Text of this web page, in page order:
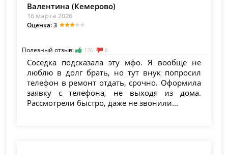
Валентина (Кемерово)
16 марта 2026
Оценка: 3
Полезный отзыв: 126 6
Соседка подсказала эту мфо. Я вообще не
люблю в долг брать, но тут внук попросил
телефон в ремонт отдать, срочно. Оформила
заявку с телефона, не выходя из дома.
Рассмотрели быстро, даже не звонили...